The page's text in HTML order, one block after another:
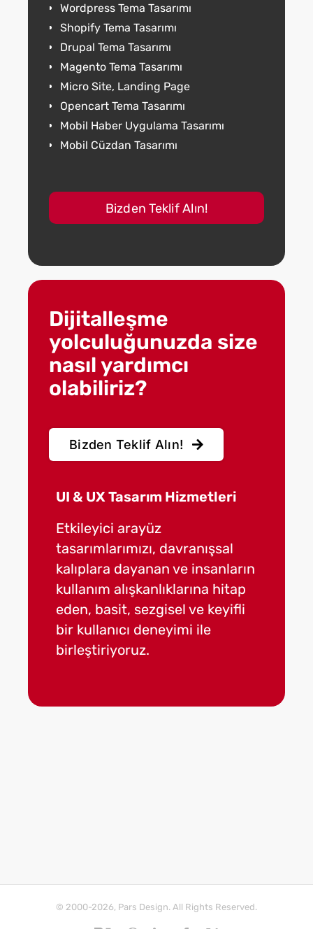
Wordpress Tema Tasarımı
Shopify Tema Tasarımı
Drupal Tema Tasarımı
Magento Tema Tasarımı
Micro Site, Landing Page
Opencart Tema Tasarımı
Mobil Haber Uygulama Tasarımı
Mobil Cüzdan Tasarımı
Bizden Teklif Alın!
Dijitalleşme
yolculuğunuzda size
nasıl yardımcı
olabiliriz?
Bizden Teklif Alın!
UI & UX Tasarım Hizmetleri
Etkileyici arayüz
tasarımlarımızı, davranışsal
kalıplara dayanan ve insanların
kullanım alışkanlıklarına hitap
eden, basit, sezgisel ve keyifli
bir kullanıcı deneyimi ile
birleştiriyoruz.
© 2000-2026, Pars Design. All Rights Reserved.